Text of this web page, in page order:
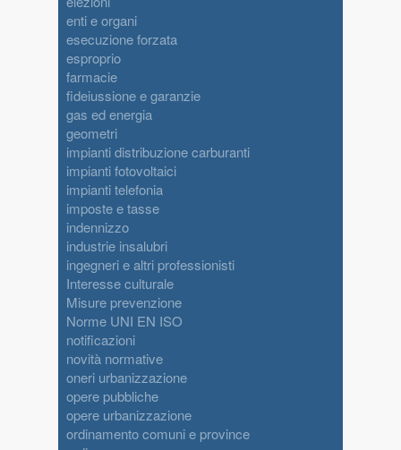
enti e organi
esecuzione forzata
esproprio
farmacie
fideiussione e garanzie
gas ed energia
geometri
impianti distribuzione carburanti
impianti fotovoltaici
impianti telefonia
imposte e tasse
indennizzo
industrie insalubri
ingegneri e altri professionisti
Interesse culturale
Misure prevenzione
Norme UNI EN ISO
notificazioni
novità normative
oneri urbanizzazione
opere pubbliche
opere urbanizzazione
ordinamento comuni e province